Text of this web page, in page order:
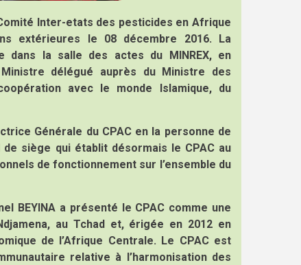
Inter-etats des pesticides en Afrique
extérieures le 08 décembre 2016. La
dans la salle des actes du MINREX, en
Ministre délégué auprès du Ministre des
avec le monde Islamique, du
Générale du CPAC en la personne de
de siège qui établit désormais le CPAC au
de fonctionnement sur l’ensemble du
BEYINA a présenté le CPAC comme une
au Tchad et, érigée en 2012 en
de l’Afrique Centrale. Le CPAC est
relative à l’harmonisation des